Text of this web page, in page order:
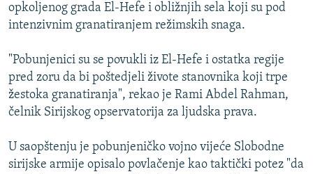
INFOGRAFIKE
KINA NA BALKANU
ISPRIČAJ MI
DNEVNO@RSE
SPECIJALI RSE
VIŠE OD NASLOVA
GENOCID U SREBRENICI
PRATITE NAS
opkoljenog grada El-Hefe i obližnjih sela koji su pod
intenzivnim granatiranjem režimskih snaga.
"Pobunjenici su se povukli iz El-Hefe i ostatka regije
pred zoru da bi poštedjeli živote stanovnika koji trpe
žestoka granatiranja", rekao je Rami Abdel Rahman,
čelnik Sirijskog opservatorija za ljudska prava.
U saopštenju je pobunjeničko vojno vijeće Slobodne
sirijske armije opisalo povlačenje kao taktički potez "da